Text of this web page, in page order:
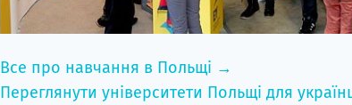
Все про навчання в Польщі →
Переглянути університети Польщі для